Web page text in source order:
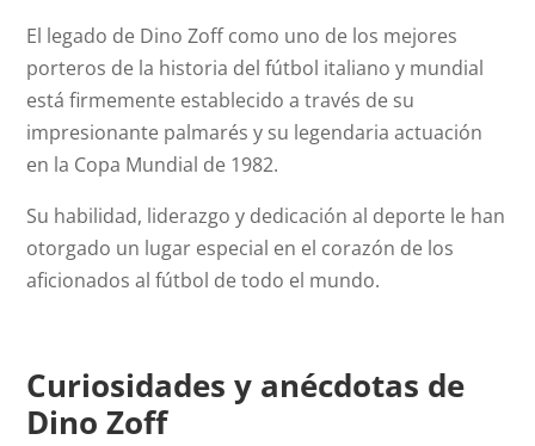
El legado de Dino Zoff como uno de los mejores
porteros de la historia del fútbol italiano y mundial
está firmemente establecido a través de su
impresionante palmarés y su legendaria actuación
en la Copa Mundial de 1982.
Su habilidad, liderazgo y dedicación al deporte le han
otorgado un lugar especial en el corazón de los
aficionados al fútbol de todo el mundo.
Curiosidades y anécdotas de
Dino Zoff